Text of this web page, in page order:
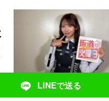
LINEで送る